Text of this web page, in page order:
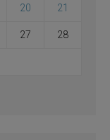
20 21
27 28